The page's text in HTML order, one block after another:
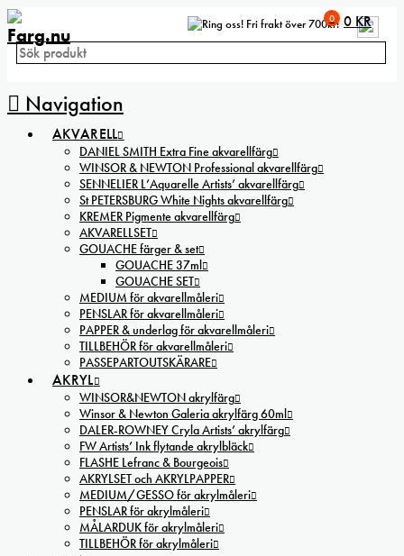
Fri frakt över 700kr!
Navigation
0 0 KR
AKVARELL
DANIEL SMITH Extra Fine akvarellfärg
WINSOR & NEWTON Professional akvarellfärg
SENNELIER L’Aquarelle Artists’ akvarellfärg
St PETERSBURG White Nights akvarellfärg
KREMER Pigmente akvarellfärg
AKVARELLSET
GOUACHE färger & set
GOUACHE 37ml
GOUACHE SET
MEDIUM för akvarellmåleri
PENSLAR för akvarellmåleri
PAPPER & underlag för akvarellmåleri
TILLBEHÖR för akvarellmåleri
PASSEPARTOUTSKÄRARE
AKRYL
WINSOR&NEWTON akrylfärg
Winsor & Newton Galeria akrylfärg 60ml
DALER-ROWNEY Cryla Artists’ akrylfärg
FW Artists’ Ink flytande akrylbläck
FLASHE Lefranc & Bourgeois
AKRYLSET och AKRYLPAPPER
MEDIUM/GESSO för akrylmåleri
PENSLAR för akrylmåleri
MÅLARDUK för akrylmåleri
TILLBEHÖR för akrylmåleri